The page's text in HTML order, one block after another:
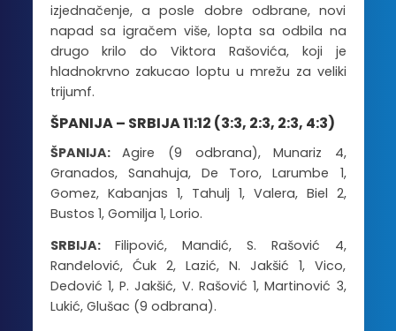
izjednačenje, a posle dobre odbrane, novi
napad sa igračem više, lopta sa odbila na
drugo krilo do Viktora Rašovića, koji je
hladnokrvno zakucao loptu u mrežu za veliki
trijumf.
ŠPANIJA – SRBIJA 11:12 (3:3, 2:3, 2:3, 4:3)
ŠPANIJA:Agire (9 odbrana),
Munariz 4,
Granados, Sanahuja, De Toro, Larumbe 1,
Gomez, Kabanjas 1, Tahulj 1, Valera, Biel 2,
Bustos 1, Gomilja 1, Lorio.
SRBIJA:Filipović, Mandić, S. Rašović 4,
Ranđelović, Ćuk 2, Lazić, N. Jakšić 1, Vico,
Dedović 1, P. Jakšić, V. Rašović 1, Martinović 3,
Lukić, Glušac (9 odbrana).